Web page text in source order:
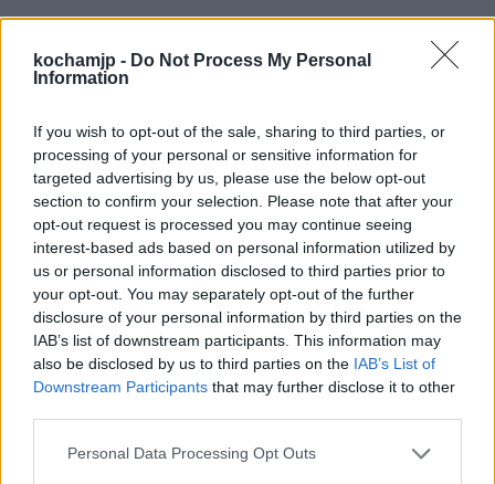
kochamjp - Do Not Process My Personal
Information
If you wish to opt-out of the sale, sharing to third parties, or
processing of your personal or sensitive information for
targeted advertising by us, please use the below opt-out
section to confirm your selection. Please note that after your
opt-out request is processed you may continue seeing
interest-based ads based on personal information utilized by
us or personal information disclosed to third parties prior to
your opt-out. You may separately opt-out of the further
disclosure of your personal information by third parties on the
IAB’s list of downstream participants. This information may
also be disclosed by us to third parties on the IAB’s List of
Downstream Participants that may further disclose it to other
Personal Data Processing Opt Outs
„Nie-boska komedia” Zygmunta Krasińskiego
Dantego. Krasiński bazuje jednak raczej na
przeciwieństwach niż na upodabnianiu
swojego tekstu do dzieła mistrza. To, co u
Dantego jest w jakiś sposobów czyste i
boskie, u Krasińskiego przemieszcza się z
sacrum do profanum. Dante ukazał piękno
ładu świata, Krasiński z kolei zobrazował, co
dzieje się, gdy człowiek ten boski porządek